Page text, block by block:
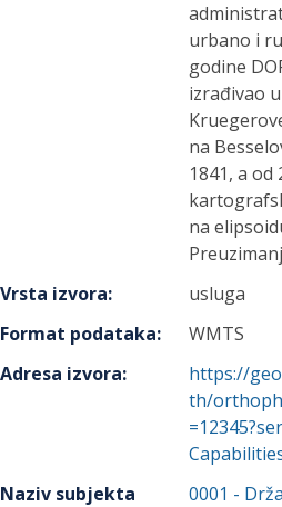
urbano i
godine
izrađivao
na
1841, a
na
Vrsta izvora:
usluga
Format podataka:
WMTS
Adresa izvora:
https://
th/
Naziv subjekta
0001 -